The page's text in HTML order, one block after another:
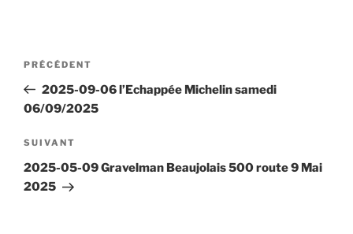
Navigation
l’article
Article
précédent
PRÉCÉDENT
2025-09-06 l’Echappée Michelin samedi
06/09/2025
Article
suivant
SUIVANT
2025-05-09 Gravelman Beaujolais 500 route 9 Mai
2025